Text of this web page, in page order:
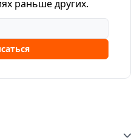
раньше других.